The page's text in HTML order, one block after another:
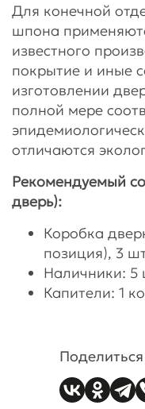
Для конечной
шпона
известного
покрытие и иные
изготовлении
полной мере
отличаются
Рекомендуемый
дверь):
Коробка
позиция), 3
Наличники: 5
Капители: 1
Поделиться